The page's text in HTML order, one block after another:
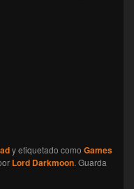
y etiquetado como Games
Lord Darkmoon. Guarda